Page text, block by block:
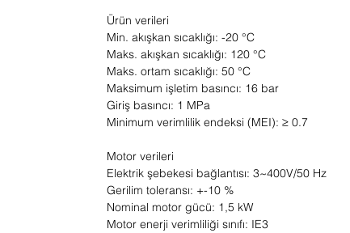
Ürün verileri
Min. akışkan sıcaklığı: -20 °C
Maks. akışkan sıcaklığı: 120 °C
Maks. ortam sıcaklığı: 50 °C
Maksimum işletim basıncı: 16 bar
Giriş basıncı: 1 MPa
Minimum verimlilik endeksi (MEI): ≥ 0.7
Motor verileri
Elektrik şebekesi bağlantısı: 3~400V/50 Hz
Gerilim toleransı: +-10 %
Nominal motor gücü: 1,5 kW
Motor enerji verimliliği sınıfı: IE3